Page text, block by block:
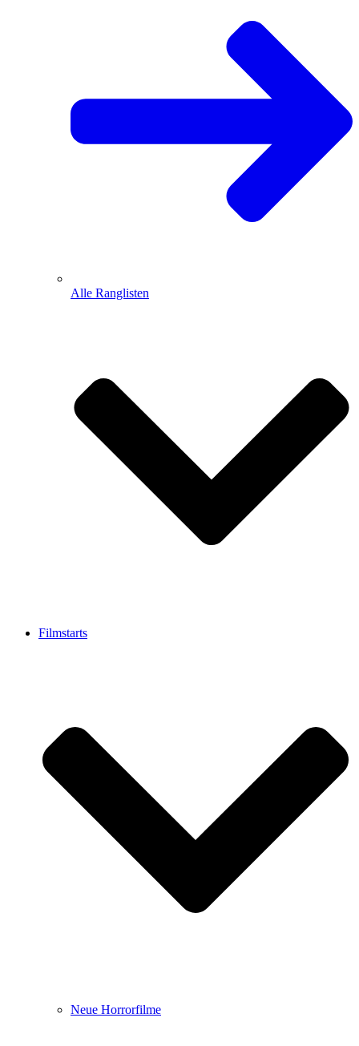
Alle Ranglisten
Filmstarts
Neue Horrorfilme